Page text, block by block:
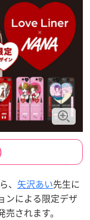
、 矢沢あい先生に
ンによる限定デザ
されます。